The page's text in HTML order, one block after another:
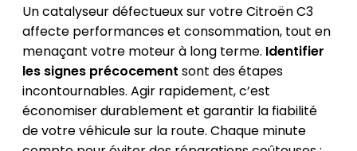
Un catalyseur défectueux sur votre Citroën C3
affecte performances et consommation, tout en
menaçant votre moteur à long terme. Identifier
les signes précocement sont des étapes
incontournables. Agir rapidement, c’est
économiser durablement et garantir la fiabilité
de votre véhicule sur la route. Chaque minute